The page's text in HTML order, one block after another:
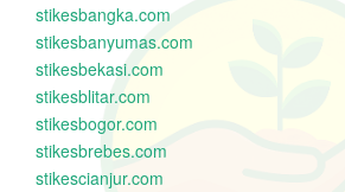
stikesbangka.com
stikesbanyumas.com
stikesbekasi.com
stikesblitar.com
stikesbogor.com
stikesbrebes.com
stikescianjur.com